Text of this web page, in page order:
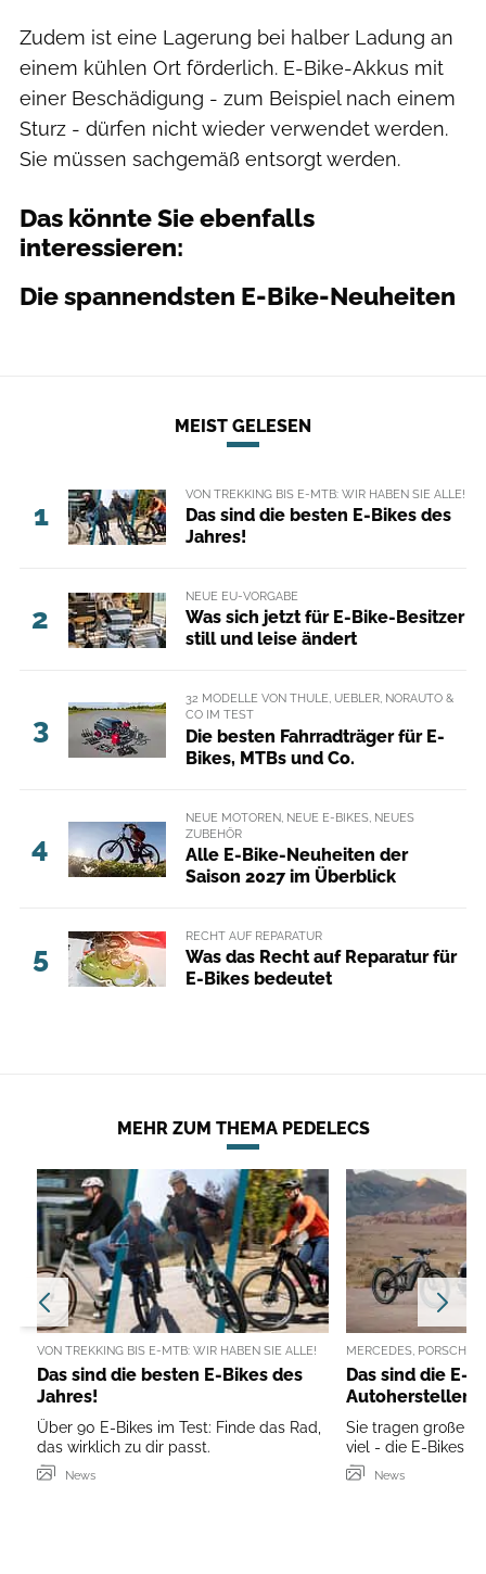
Zudem ist eine Lagerung bei halber Ladung an
einem kühlen Ort förderlich. E-Bike-Akkus mit
einer Beschädigung - zum Beispiel nach einem
Sturz - dürfen nicht wieder verwendet werden.
Sie müssen sachgemäß entsorgt werden.
Das könnte Sie ebenfalls
interessieren:
Die spannendsten E-Bike-Neuheiten
MEIST GELESEN
1
VON TREKKING BIS E-MTB: WIR HABEN SIE ALLE!
Das sind die besten E-Bikes des
Jahres!
2
NEUE EU-VORGABE
Was sich jetzt für E-Bike-Besitzer
still und leise ändert
3
32 MODELLE VON THULE, UEBLER, NORAUTO &
CO IM TEST
Die besten Fahrradträger für E-
Bikes, MTBs und Co.
4
NEUE MOTOREN, NEUE E-BIKES, NEUES
ZUBEHÖR
Alle E-Bike-Neuheiten der
Saison 2027 im Überblick
5
RECHT AUF REPARATUR
Was das Recht auf Reparatur für
E-Bikes bedeutet
MEHR ZUM THEMA PEDELECS
VON TREKKING BIS E-MTB: WIR HABEN SIE ALLE!
Das sind die besten E-Bikes des
Jahres!
Über 90 E-Bikes im Test: Finde das Rad,
das wirklich zu dir passt.
News
MERCEDES, PORSCHE,
Das sind die E-
Autohersteller
Sie tragen große
viel - die E-Bikes
News